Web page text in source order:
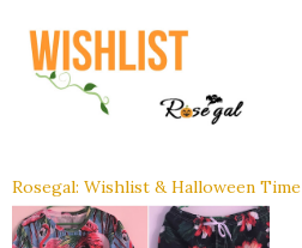
Rosegal: Wishlist & Halloween Time